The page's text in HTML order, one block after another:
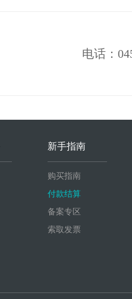
电话：
新手指南
购买指南
付款结算
备案专区
索取发票